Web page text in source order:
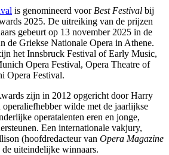
is genomineerd voor Best Festival bij
2025. De uitreiking van de prijzen
gebeurt op 13 november 2025 in de
de Griekse Nationale Opera in Athene.
het Innsbruck Festival of Early Music,
Opera Festival, Opera Theatre of
Opera Festival.
zijn in 2012 opgericht door Harry
wilde met de jaarlijkse
operatalenten eren en jonge,
Een internationale vakjury,
(hoofdredacteur van Opera Magazine
de uiteindelijke winnaars.